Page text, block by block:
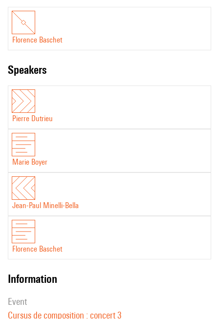
Florence Baschet
speakers
Pierre Dutrieu
Marie Boyer
Jean-Paul Minelli-Bella
Florence Baschet
information
event
Cursus de composition : concert 3